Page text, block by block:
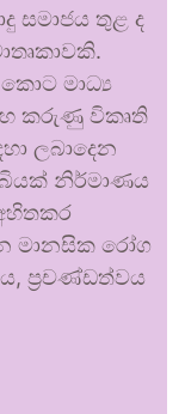
සමාජය තුළ ද
මාධ්‍ය
කරුණු විකෘති
ලබාදෙන
නිර්මාණය
මානසික රෝග
ප්‍රචණ්ඩත්වය